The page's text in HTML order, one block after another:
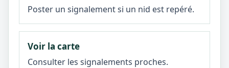
Poster un signalement si un nid est repéré.
Voir la carte
Consulter les signalements proches.